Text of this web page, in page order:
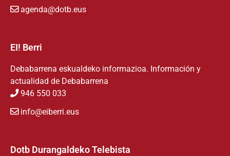
agenda@dotb.eus
EI! Berri
Debabarrena eskualdeko informazioa. Información y
actualidad de Debabarrena
946 550 033
info@eiberri.eus
Dotb Durangaldeko Telebista